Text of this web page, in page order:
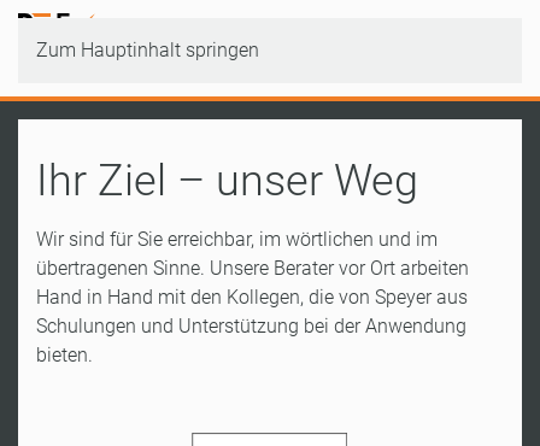
Zum Hauptinhalt springen
Ihr Ziel – unser Weg
Wir sind für Sie erreichbar, im wörtlichen und im
übertragenen Sinne. Unsere Berater vor Ort arbeiten
Hand in Hand mit den Kollegen, die von Speyer aus
Schulungen und Unterstützung bei der Anwendung
bieten.